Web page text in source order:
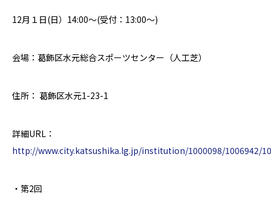
12月１日(日） 14:00～(受付： 13:00～)
会場：葛飾区水元総合スポーツセンター（人工芝）
住所： 葛飾区水元1-23-1
詳細URL ：
http://www.city.katsushika.lg.jp/institution/1000098/1006942/
・第2回